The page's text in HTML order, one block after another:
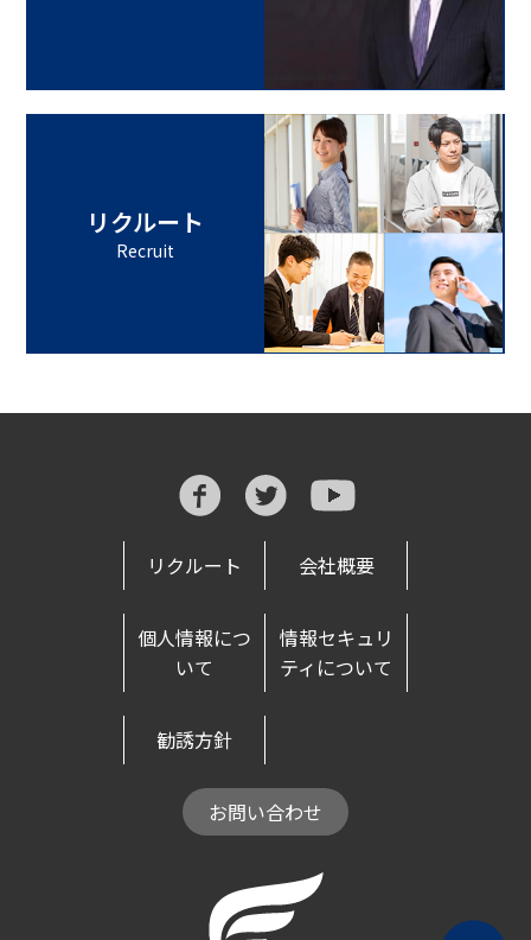
リクルート
Recruit
リクルート 会社概要
個人情報につ
いて
情報セキュリ
ティについて
勧誘方針
お問い合わせ